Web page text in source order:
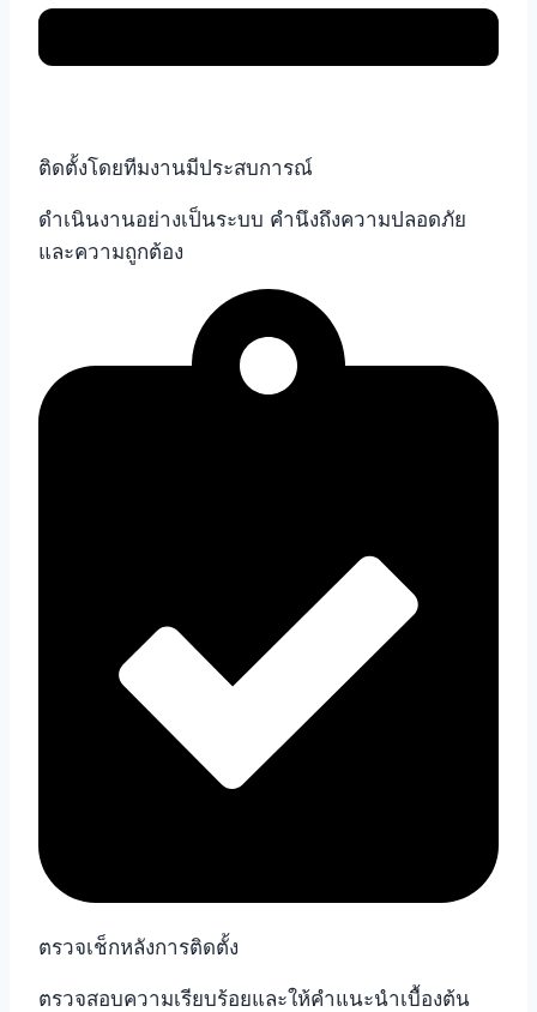
ติดตั้งโดยทีมงานมีประสบการณ์
ดำเนินงานอย่างเป็นระบบ คำนึงถึงความปลอดภัย
และความถูกต้อง
ตรวจเช็กหลังการติดตั้ง
ตรวจสอบความเรียบร้อยและให้คำแนะนำเบื้องต้น